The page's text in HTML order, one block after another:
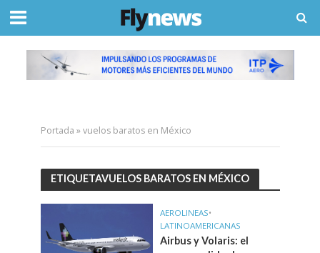
Portada »vuelos baratos en México
ETIQUETAVUELOS BARATOS EN MÉXICO
AEROLINEAS•
LATINOAMERICANAS
Airbus y Volaris: el